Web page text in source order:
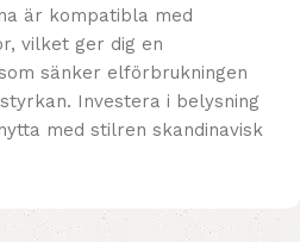
är kompatibla med
vilket ger dig en
sänker elförbrukningen
Investera i belysning
med stilren skandinavisk